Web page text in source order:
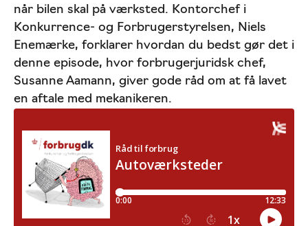
når bilen skal på værksted. Kontorchef i
Konkurrence- og Forbrugerstyrelsen, Niels
Enemærke, forklarer hvordan du bedst gør det i
denne episode, hvor forbrugerjuridsk chef,
Susanne Aamann, giver gode råd om at få lavet
en aftale med mekanikeren.